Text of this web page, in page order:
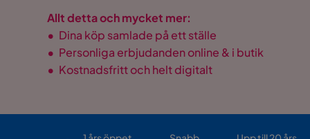
Allt detta och mycket mer:
• Dina köp samlade på ett ställe
• Personliga erbjudanden online & i butik
• Kostnadsfritt och helt digitalt